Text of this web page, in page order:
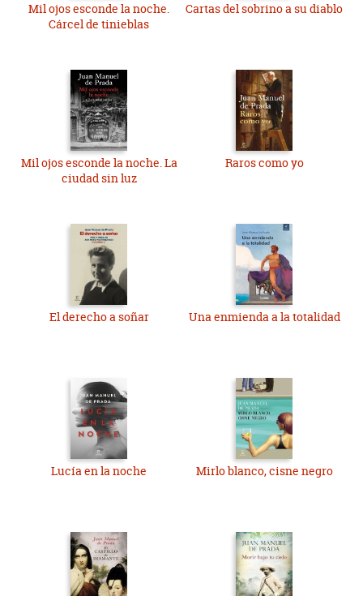
Mil ojos esconde la noche.
Cárcel de tinieblas
Cartas del sobrino a su diablo
Mil ojos esconde la noche. La
ciudad sin luz
Raros como yo
El derecho a soñar Una enmienda a la totalidad
Lucía en la noche Mirlo blanco, cisne negro